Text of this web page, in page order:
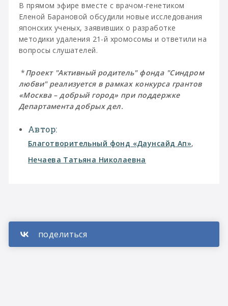
В прямом эфире вместе с врачом-генетиком
Еленой Барановой обсудили новые исследования
японских ученых, заявивших о разработке
методики удаления 21-й хромосомы и ответили на
вопросы слушателей.
*Проект "Активный родитель" фонда "Синдром
любви" реализуется в рамках конкурса грантов
«Москва – добрый город» при поддержке
Департамента добрых дел.
Автор:
Благотворительный фонд «Даунсайд Ап»,
Нечаева Татьяна Николаевна